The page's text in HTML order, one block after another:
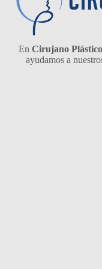
En Cirujano
ayudamos a